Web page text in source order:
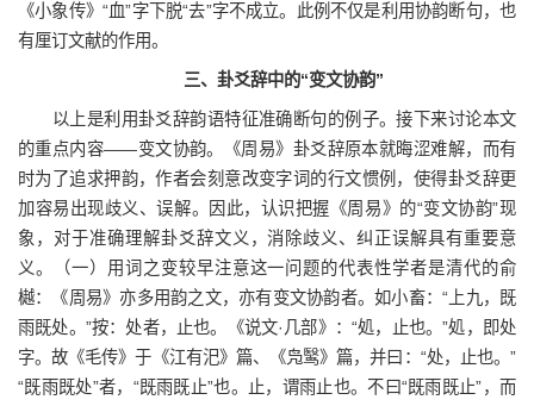
《小象传》“血”字下脱“去”字不成立。此例不仅是利用协韵断句，也
有厘订文献的作用。
三、卦爻辞中的“变文协韵”
以上是利用卦爻辞韵语特征准确断句的例子。接下来讨论本文
的重点内容——变文协韵。《周易》卦爻辞原本就晦涩难解，而有
时为了追求押韵，作者会刻意改变字词的行文惯例，使得卦爻辞更
加容易出现歧义、误解。因此，认识把握《周易》的“变文协韵”现
象，对于准确理解卦爻辞文义，消除歧义、纠正误解具有重要意
义。（一）用词之变较早注意这一问题的代表性学者是清代的俞
樾：《周易》亦多用韵之文，亦有变文协韵者。如小畜：“上九，既
雨既处。”按：处者，止也。《说文·几部》：“処，止也。”処，即处
字。故《毛传》于《江有汜》篇、《凫鹥》篇，并曰：“处，止也。”
“既雨既处”者，“既雨既止”也。止，谓雨止也。不曰“既雨既止”，而